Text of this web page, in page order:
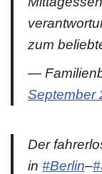
zum
—
September
Der
in #Berlin–